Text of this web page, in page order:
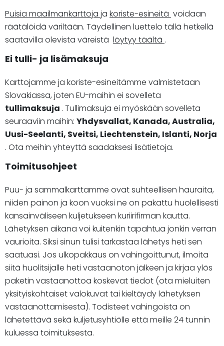
Puisia maailmankarttoja ja koriste-esineitä voidaan
räätälöidä väriltään. Täydellinen luettelo tällä hetkellä
saatavilla olevista väreistä löytyy täältä .
Ei tulli- ja lisämaksuja
Karttojamme ja koriste-esineitämme valmistetaan
Slovakiassa, joten EU-maihin ei sovelleta
tullimaksuja . Tullimaksuja ei myöskään sovelleta
seuraaviin maihin: Yhdysvallat, Kanada, Australia,
Uusi-Seelanti, Sveitsi, Liechtenstein, Islanti, Norja
. Ota meihin yhteyttä saadaksesi lisätietoja.
Toimitusohjeet
Puu- ja sammalkarttamme ovat suhteellisen hauraita,
niiden painon ja koon vuoksi ne on pakattu huolellisesti
kansainväliseen kuljetukseen kuriirifirman kautta.
Lähetyksen aikana voi kuitenkin tapahtua jonkin verran
vaurioita. Siksi sinun tulisi tarkastaa lähetys heti sen
saatuasi. Jos ulkopakkaus on vahingoittunut, ilmoita
siitä huolitsijalle heti vastaanoton jälkeen ja kirjaa ylös
paketin vastaanottoa koskevat tiedot (ota mieluiten
yksityiskohtaiset valokuvat tai kieltäydy lähetyksen
vastaanottamisesta). Todisteet vahingoista on
lähetettävä sekä kuljetusyhtiölle että meille 24 tunnin
kuluessa toimituksesta.